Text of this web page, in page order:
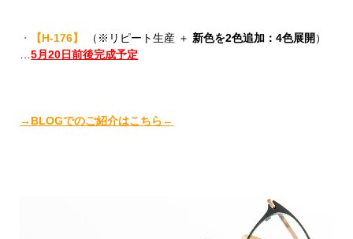
・ 【H-176】 （※リピート生産 ＋新色を2色追加：4色展開 ）
…5月20日前後完成予定
→BLOGでのご紹介はこちら←